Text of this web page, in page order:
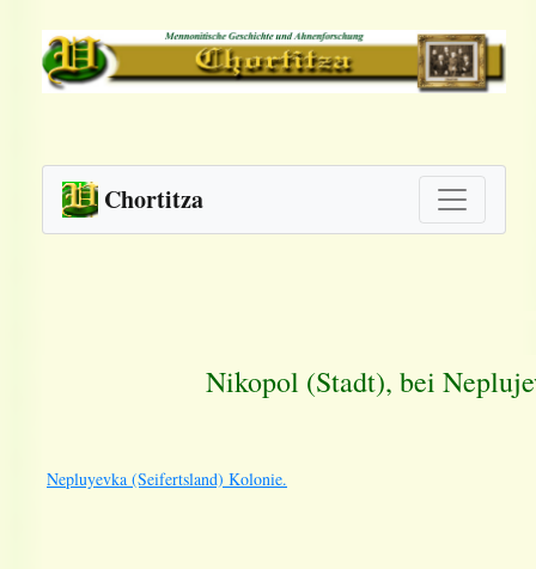
Chortitza
Nikopol (Stadt), bei
Nepluyevka (Seifertsland) Kolonie.